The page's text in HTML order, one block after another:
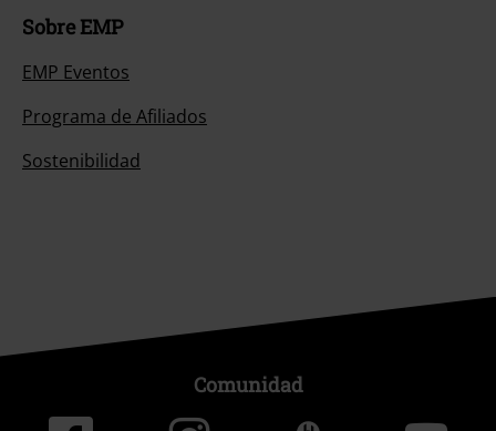
Sobre EMP
EMP Eventos
Programa de Afiliados
Sostenibilidad
Comunidad